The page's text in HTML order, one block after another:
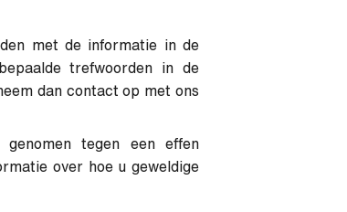
met de informatie in de
trefwoorden in de
dan contact op met ons
tegen een effen
over hoe u geweldige